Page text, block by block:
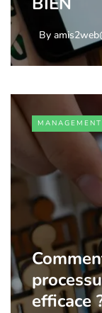
By
MANAGEMENT
efficace